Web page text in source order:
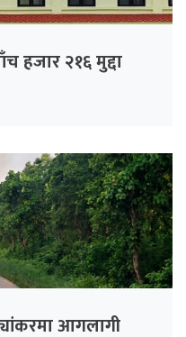
हजार २१६ मुद्दा
आगलागी